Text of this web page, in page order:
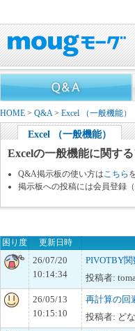
HOME > Q&A> Excel （一般機能）
Excel （一般機能）
Excelの一般機能に関する
Q&A掲示板の使い方は こちら
掲示板への投稿には会員登録
困り度 更新日時
26/07/20
10:14:34
PIVOTBY
投稿者:
26/05/13
10:15:10
再計算の回
投稿者: ど